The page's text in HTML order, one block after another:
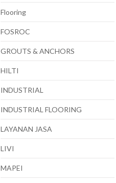
Flooring
FOSROC
GROUTS & ANCHORS
HILTI
INDUSTRIAL
INDUSTRIAL FLOORING
LAYANAN JASA
LIVI
MAPEI